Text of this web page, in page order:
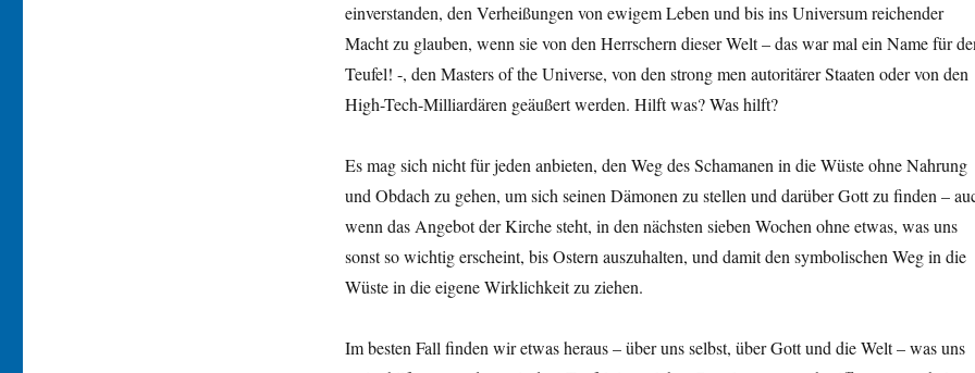
einverstanden, den Verheißungen von ewigem Leben und bis ins Universum reichender
Macht zu glauben, wenn sie von den Herrschern dieser Welt – das war mal ein Name für
Teufel! -, den Masters of the Universe, von den strong men autoritärer Staaten oder von den
High-Tech-Milliardären geäußert werden. Hilft was? Was hilft?
Es mag sich nicht für jeden anbieten, den Weg des Schamanen in die Wüste ohne Nahrung
und Obdach zu gehen, um sich seinen Dämonen zu stellen und darüber Gott zu finden –
wenn das Angebot der Kirche steht, in den nächsten sieben Wochen ohne etwas, was uns
sonst so wichtig erscheint, bis Ostern auszuhalten, und damit den symbolischen Weg in die
Wüste in die eigene Wirklichkeit zu ziehen.
Im besten Fall finden wir etwas heraus – über uns selbst, über Gott und die Welt – was uns